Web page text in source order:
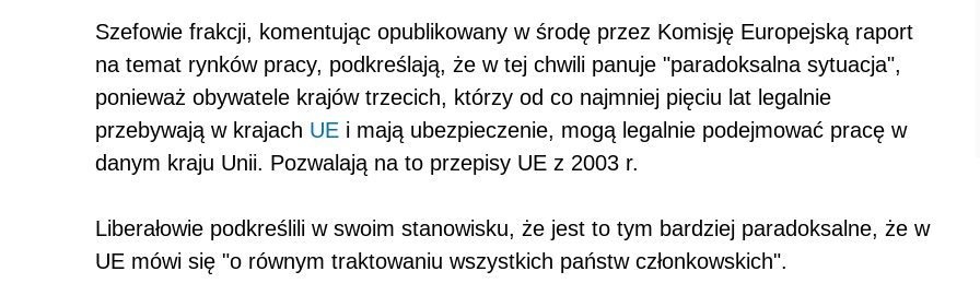
Szefowie frakcji, komentując opublikowany w środę przez Komisję Europejską raport
na temat rynków pracy, podkreślają, że w tej chwili panuje "paradoksalna sytuacja",
ponieważ obywatele krajów trzecich, którzy od co najmniej pięciu lat legalnie
przebywają w krajach UE i mają ubezpieczenie, mogą legalnie podejmować pracę w
danym kraju Unii. Pozwalają na to przepisy UE z 2003 r.
Liberałowie podkreślili w swoim stanowisku, że jest to tym bardziej paradoksalne, że w
UE mówi się "o równym traktowaniu wszystkich państw członkowskich".